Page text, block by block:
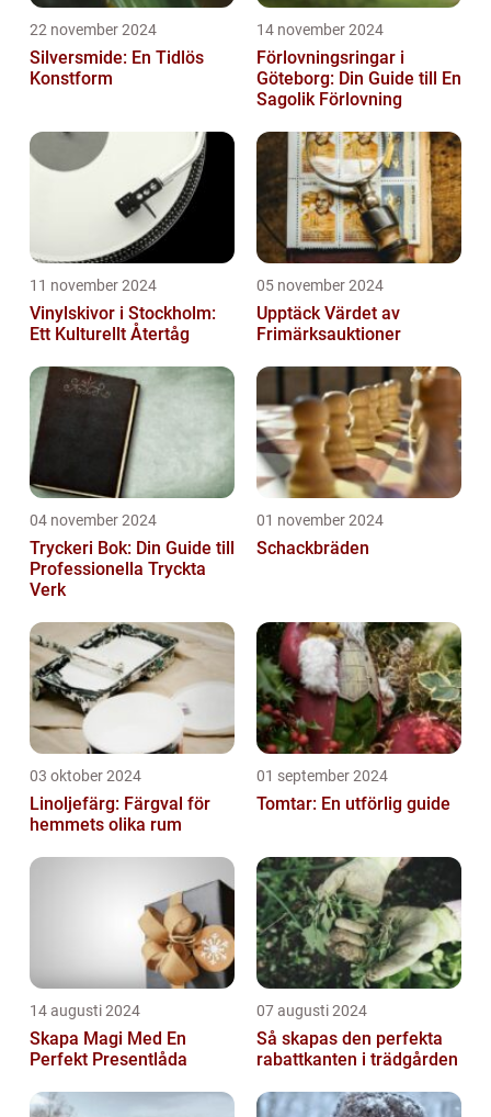
22 november 2024
Silversmide: En Tidlös
Konstform
14 november 2024
Förlovningsringar i
Göteborg: Din Guide till En
Sagolik Förlovning
11 november 2024
Vinylskivor i Stockholm:
Ett Kulturellt Återtåg
05 november 2024
Upptäck Värdet av
Frimärksauktioner
04 november 2024
Tryckeri Bok: Din Guide till
Professionella Tryckta
Verk
01 november 2024
Schackbräden
03 oktober 2024
Linoljefärg: Färgval för
hemmets olika rum
01 september 2024
Tomtar: En utförlig guide
14 augusti 2024
Skapa Magi Med En
Perfekt Presentlåda
07 augusti 2024
Så skapas den perfekta
rabattkanten i trädgården